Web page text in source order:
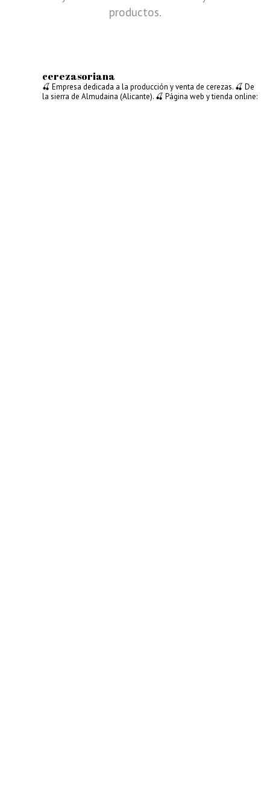
productos.
cerezasoriana
🍒 Empresa dedicada a la producción y venta de cerezas. 🍒 De
la sierra de Almudaina (Alicante). 🍒 Página web y tienda online: